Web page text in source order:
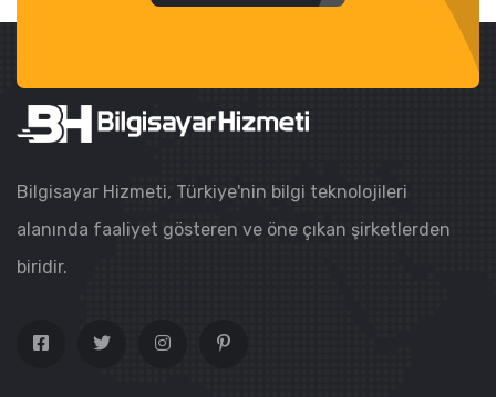
Bilgisayar Hizmeti, Türkiye'nin bilgi teknolojileri
alanında faaliyet gösteren ve öne çıkan şirketlerden
biridir.